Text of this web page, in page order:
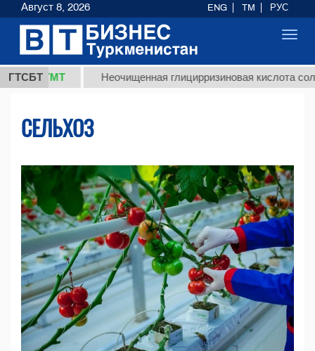
ГТСБТ Неочищенная глицирризиновая кислота солодкового
СЕЛЬХОЗ
Август 8, 2026 ENG TM РУС